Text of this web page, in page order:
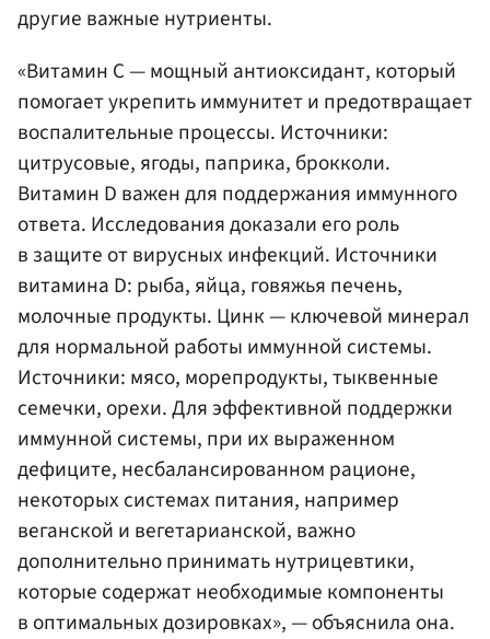
другие важные нутриенты.
«Витамин С — мощный антиоксидант, который
помогает укрепить иммунитет и предотвращает
воспалительные процессы. Источники:
цитрусовые, ягоды, паприка, брокколи.
Витамин D важен для поддержания иммунного
ответа. Исследования доказали его роль
в защите от вирусных инфекций. Источники
витамина D: рыба, яйца, говяжья печень,
молочные продукты. Цинк — ключевой минерал
для нормальной работы иммунной системы.
Источники: мясо, морепродукты, тыквенные
семечки, орехи. Для эффективной поддержки
иммунной системы, при их выраженном
дефиците, несбалансированном рационе,
некоторых системах питания, например
веганской и вегетарианской, важно
дополнительно принимать нутрицевтики,
которые содержат необходимые компоненты
в оптимальных дозировках», — объяснила она.